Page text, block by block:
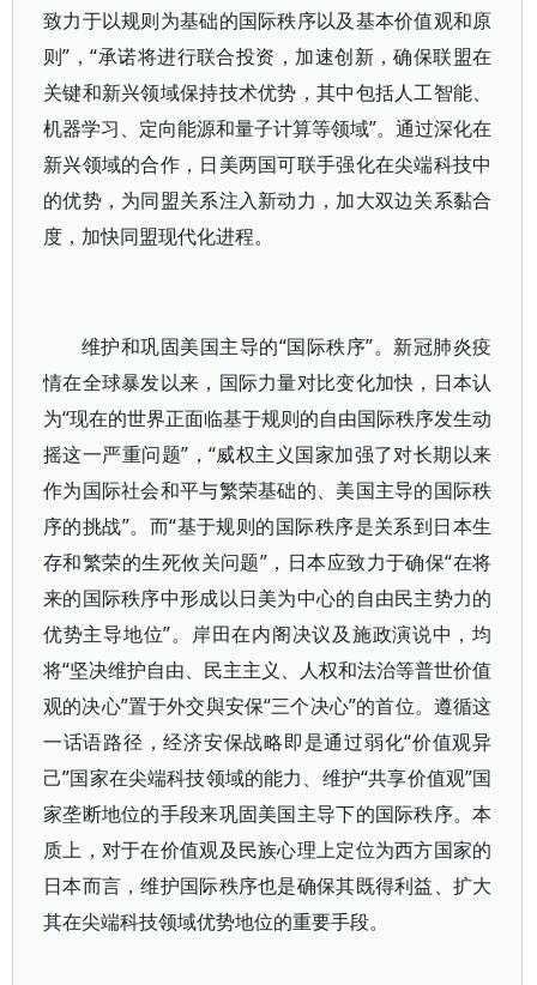
致力于以规则为基础的国际秩序以及基本价值观和原
则”，“承诺将进行联合投资，加速创新，确保联盟在
关键和新兴领域保持技术优势，其中包括人工智能、
机器学习、定向能源和量子计算等领域”。通过深化在
新兴领域的合作，日美两国可联手强化在尖端科技中
的优势，为同盟关系注入新动力，加大双边关系黏合
度，加快同盟现代化进程。
维护和巩固美国主导的“国际秩序”。新冠肺炎疫
情在全球暴发以来，国际力量对比变化加快，日本认
为“现在的世界正面临基于规则的自由国际秩序发生动
摇这一严重问题”，“威权主义国家加强了对长期以来
作为国际社会和平与繁荣基础的、美国主导的国际秩
序的挑战”。而“基于规则的国际秩序是关系到日本生
存和繁荣的生死攸关问题”，日本应致力于确保“在将
来的国际秩序中形成以日美为中心的自由民主势力的
优势主导地位”。岸田在内阁决议及施政演说中，均
将“坚决维护自由、民主主义、人权和法治等普世价值
观的决心”置于外交與安保“三个决心”的首位。遵循这
一话语路径，经济安保战略即是通过弱化“价值观异
己”国家在尖端科技领域的能力、维护“共享价值观”国
家垄断地位的手段来巩固美国主导下的国际秩序。本
质上，对于在价值观及民族心理上定位为西方国家的
日本而言，维护国际秩序也是确保其既得利益、扩大
其在尖端科技领域优势地位的重要手段。